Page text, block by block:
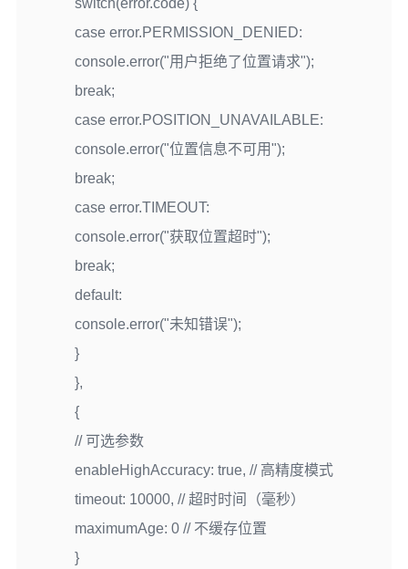
switch(error.code) {
case error.PERMISSION_DENIED:
console.error("用户拒绝了位置请求");
break;
case error.POSITION_UNAVAILABLE:
console.error("位置信息不可用");
break;
case error.TIMEOUT:
console.error("获取位置超时");
break;
default:
console.error("未知错误");
}
},
{
// 可选参数
enableHighAccuracy: true, // 高精度模式
timeout: 10000, // 超时时间（毫秒）
maximumAge: 0 // 不缓存位置
}